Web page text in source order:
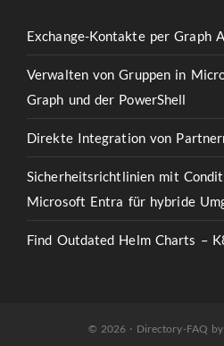
Exchange-Kontakte per Graph
Verwalten von Gruppen in
Graph und der PowerShell
Direkte Integration von
Sicherheitsrichtlinien mit
Microsoft Entra für hybride
Find Outdated Helm Charts –
© 2026 · Directory-FAQ